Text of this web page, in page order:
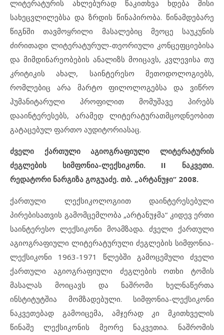
ლიტერატურის ახლებურად წაკითხვა ხდება მისი
სახეცვლილებსა და ზრდის წინაპირობა. წინამდებარე
წიგნში თავმოყრილი მასალებიც მეოცე საუკუნის
ძირითადი ლიტერატურულ-თეორიული კონცეფციებისა
და მიმდინარეობების ანალიზს მოიცავს, კვლევისა თუ
კრიტიკის ახალ, საინტერესო მეთოდოლოგიებს,
რომლებიც არა მარტო ფილოლოგებსა და ვიწრო
ჰუმანიტარული პროფილით მომუშავე პირებს
დააინტერესებს, არამედ ლიტერატურათმცოდნეობით
გატაცებულ ფართო აუდიტორიასაც.
ძველი ქართული აგიოგრაფიული ლიტერატურის
ძეგლების სიმფონია-ლექსიკონი. II ნაკვეთი.
რედატორი ნარგიზა გოგუაძე. თბ. „არტანუჯი“ 2008.
ქართული ლექსიკოლოგიით დაინტერესებული
პირებისათვის გამომცემლობა „არტანუჯმა“ კიდევ ერთი
საინტერესო ლექსიკონი მოამზადა. ძველი ქართული
აგიოგრაფიული ლიტერატურული ძეგლების სიმფონია-
ლექსიკონი 1963-1971 წლებში გამოცემული ძველი
ქართული აგიოგრაფიული ძეგლების ოთხი ტომის
მასალას მოიცავს და ნაშრომი ხელნაწერთა
ინსტიტუტშია მომზადებული. სიმფონია-ლექსიკონი
ნაკვეთებად გამოიცემა, ამჯერად კი მკითხველის
წინაშე ლექსიკონის მეორე ნაკვეთია. ნაშრომის